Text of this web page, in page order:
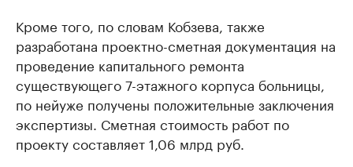
Кроме того, по словам Кобзева, также
разработана проектно-сметная документация на
проведение капитального ремонта
существующего 7-этажного корпуса больницы,
по нейуже получены положительные заключения
экспертизы. Сметная стоимость работ по
проекту составляет 1,06 млрд руб.